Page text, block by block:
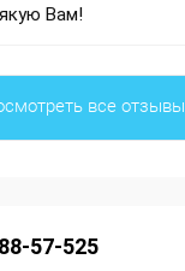
Вам!
все отзывы
57-525